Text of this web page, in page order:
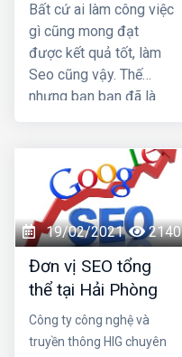
thói quen nào?
Bất cứ ai làm công việc
gì cũng mong đạt
được kết quả tốt, làm
Seo cũng vậy. Thế
nhưng bạn bạn đã là
bị các đối thủ vượt
mặt. Vậy làm sao để
trở thành một seo
giỏi. Nếu quyết tâm trở
thành chuyên gia seo,
cần những thói quen
nào?
19/02/2021 2140
Đơn vị SEO tổng
thể tại Hải Phòng
Công ty công nghệ và
truyền thông HIG chuyên